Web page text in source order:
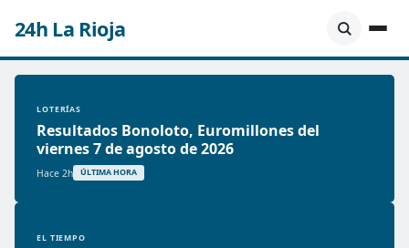
24h La Rioja
LOTERÍAS
Resultados Bonoloto, Euromillones del
viernes 7 de agosto de 2026
Hace 2h ÚLTIMA HORA
EL TIEMPO